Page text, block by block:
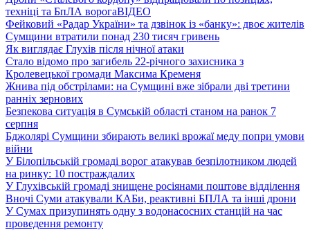
техніці та БпЛА ворогаВІДЕО
Фейковий «Радар України» та дзвінок із «банку»: двоє жителів
Сумщини втратили понад 230 тисяч гривень
Як виглядає Глухів після нічної атаки
Стало відомо про загибель 22-річного захисника з
Кролевецької громади Максима Кременя
Жнива під обстрілами: на Сумщині вже зібрали дві третини
ранніх зернових
Безпекова ситуація в Сумській області станом на ранок 7
серпня
Бджолярі Сумщини збирають великі врожаї меду попри умови
війни
У Білопільській громаді ворог атакував безпілотником людей
на ринку: 10 постраждалих
У Глухівській громаді знищене росіянами поштове відділення
Вночі Суми атакували КАБи, реактивні БПЛА та інші дрони
У Сумах призупинять одну з водонасосних станцій на час
проведення ремонту